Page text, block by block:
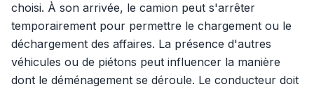
choisi. À son arrivée, le camion peut s'arrêter
temporairement pour permettre le chargement ou le
déchargement des affaires. La présence d'autres
véhicules ou de piétons peut influencer la manière
dont le déménagement se déroule. Le conducteur doit